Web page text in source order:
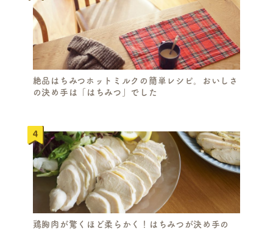
絶品はちみつホットミルクの簡単レシピ。おいしさ
の決め手は「はちみつ」でした
鶏胸肉が驚くほど柔らかく！はちみつが決め手の